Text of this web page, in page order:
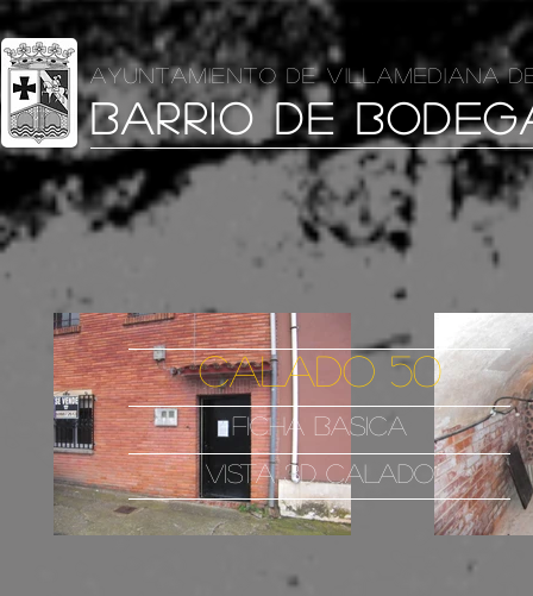
AYUNTAMIENTO DE VILLAMEDIANA
BARRIO DE
VISTA 3D CALADO
FICHA BASICA
CALADO 50